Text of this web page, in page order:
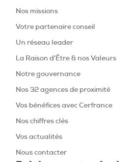
Nos missions
Votre partenaire conseil
Un réseau leader
La Raison d’Être & nos Valeurs
Notre gouvernance
Nos 32 agences de proximité
Vos bénéfices avec Cerfrance
Nos chiffres clés
Vos actualités
Nous contacter